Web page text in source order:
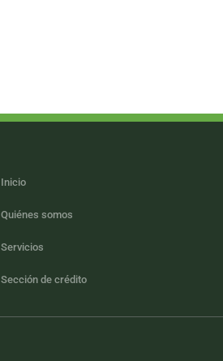
Inicio
Quiénes somos
Servicios
Sección de crédito